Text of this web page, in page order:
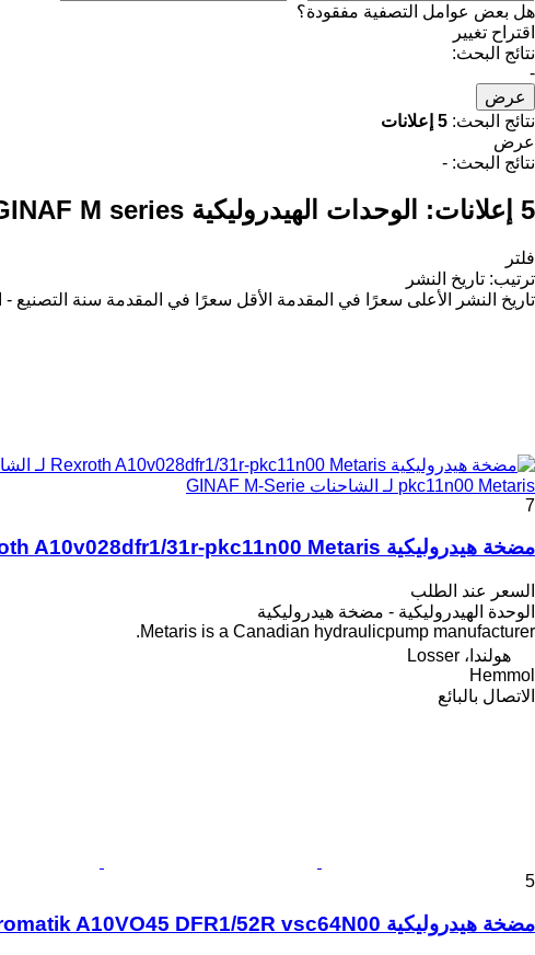
هل بعض عوامل التصفية مفقودة؟
اقتراح تغيير
نتائج البحث:
-
عرض
نتائج البحث: 5 إعلانات
عرض
نتائج البحث: -
5 إعلانات: الوحدات الهيدروليكية GINAF M series لـ الشاحنات
فلتر
ترتيب: تاريخ النشر
تاريخ النشر
الأعلى سعرًا في المقدمة الأقل سعرًا في المقدمة سنة التصنيع -
pkc11n00 Metaris لـ الشاحنات GINAF M-Serie
7
مضخة هيدروليكية Rexroth A10v028dfr1/31r-pkc11n00 Metaris لـ الشاحنات GINAF M-Serie
السعر عند الطلب
الوحدة الهيدروليكية - مضخة هيدروليكية
Metaris is a Canadian hydraulicpump manufacturer.
هولندا، Losser
Hemmol
الاتصال بالبائع
5
مضخة هيدروليكية Hydromatik A10VO45 DFR1/52R vsc64N00 لـ الشاحنات GINAF M-series